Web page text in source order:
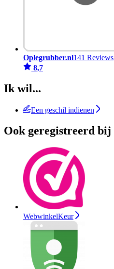
Oplegrubber.nl141 Reviews
8,7
Ik wil...
Een geschil indienen
Ook geregistreerd bij
WebwinkelKeur